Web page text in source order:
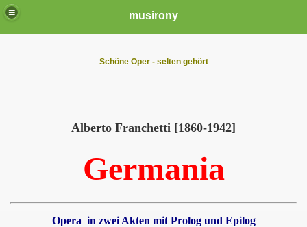
musirony
Schöne Oper - selten gehört
Alberto Franchetti [1860-1942]
Germania
Opera in zwei Akten mit Prolog und Epilog